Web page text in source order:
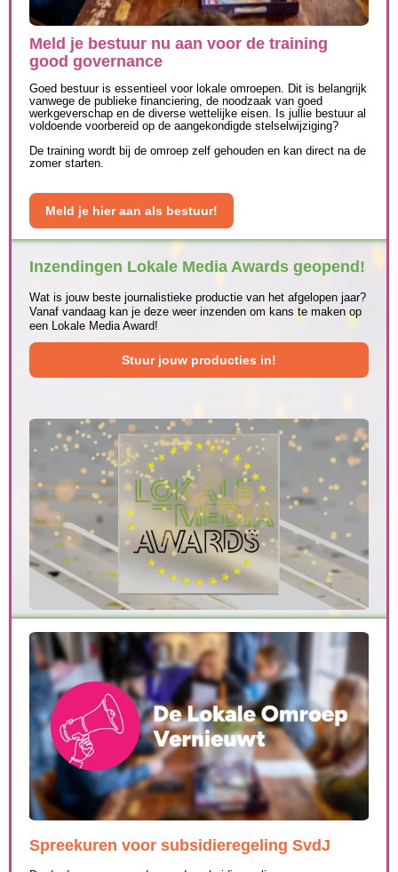
Meld je bestuur nu aan voor de training
good governance
Goed bestuur is essentieel voor lokale omroepen. Dit is belangrijk
vanwege de publieke financiering, de noodzaak van goed
werkgeverschap en de diverse wettelijke eisen. Is jullie bestuur al
voldoende voorbereid op de aangekondigde stelselwijziging?
De training wordt bij de omroep zelf gehouden en kan direct na de
zomer starten.
Meld je hier aan als bestuur!
Inzendingen Lokale Media Awards geopend!
Wat is jouw beste journalistieke productie van het afgelopen jaar?
Vanaf vandaag kan je deze weer inzenden om kans te maken op
een Lokale Media Award!
Stuur jouw producties in!
Spreekuren voor subsidieregeling SvdJ